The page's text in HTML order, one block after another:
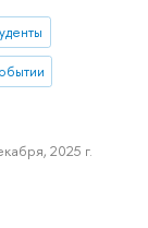
2025 г.